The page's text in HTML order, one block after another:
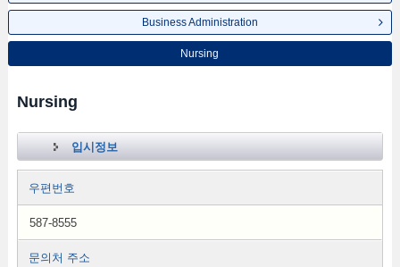
Business Administration
Nursing
Nursing
입시정보
우편번호
587-8555
문의처 주소